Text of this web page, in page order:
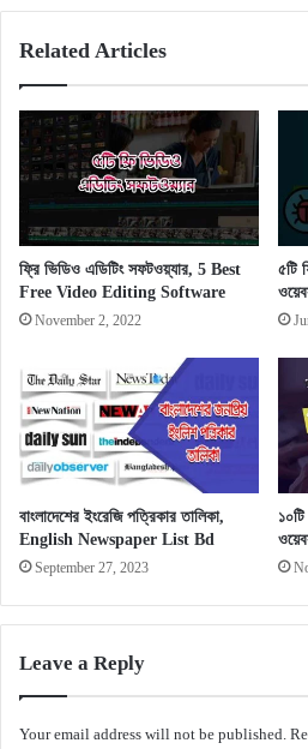
Related Articles
ফ্রি ভিডিও এডিটিং সফটওয়্যার, 5 Best
Free Video Editing Software
November 2, 2022
৫টি
বাংলাদেশের ইংরেজি পত্রিকার তালিকা,
English Newspaper List Bd
September 27, 2023
Leave a Reply
Your email address will not be published.